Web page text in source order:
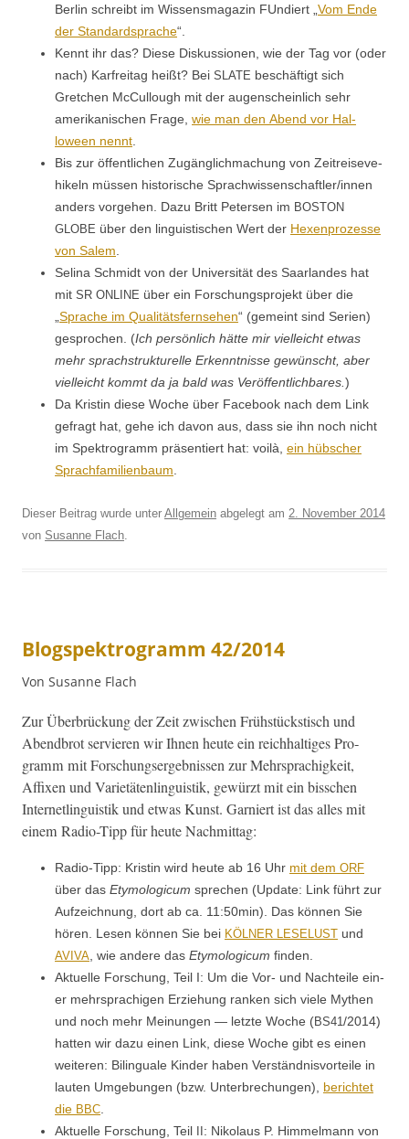
Berlin schreibt im Wis­sens­magazin FUndiert „ Vom Ende
der Stan­dard­sprache“.
Ken­nt ihr das? Diese Diskus­sio­nen, wie der Tag vor (oder
nach) Kar­fre­itag heißt? Bei SLATE beschäftigt sich
Gretchen McCul­lough mit der augen­schein­lich sehr
amerikanis­chen Frage, wie man den Abend vor Hal­
loween nen­nt
Bis zur öffentlichen Zugänglich­machung von Zeitrei­seve­
hikeln müssen his­torische Sprachwissenschaftler/innen
anders vorge­hen. Dazu Britt Petersen im BOSTON
GLOBE über den lin­guis­tis­chen Wert der Hex­en­prozesse
von Salem
Seli­na Schmidt von der Uni­ver­sität des Saar­lan­des hat
mit SR ONLINE über ein Forschung­spro­jekt über die
Sprache im Qual­itäts­fernse­hen“ (gemeint sind Serien)
gesprochen. (Ich per­sön­lich hätte mir vielle­icht etwas
mehr sprach­struk­turelle Erken­nt­nisse gewün­scht, aber
vielle­icht kommt da ja bald was Veröf­fentlich­bares. )
Da Kristin diese Woche über Face­book nach dem Link
gefragt hat, gehe ich davon aus, dass sie ihn noch nicht
im Spek­tro­gramm präsen­tiert hat: voilà, ein hüb­sch­er
Sprach­fam­i­lien­baum
Dieser Beitrag wurde unter Allgemein abgelegt am 2. November 2014
von Susanne Flach
Blogspektrogramm 42/2014
Von Susanne Flach
Zur Über­brück­ung der Zeit zwis­chen Früh­stück­stisch und
Abend­brot servieren wir Ihnen heute ein reich­haltiges Pro­
gramm mit Forschungsergeb­nis­sen zur Mehrsprachigkeit,
Affix­en und Vari­etäten­lin­guis­tik, gewürzt mit ein biss­chen
Inter­netlin­guis­tik und etwas Kun­st. Gar­niert ist das alles mit
einem Radio-Tipp für heute Nachmittag:
Radio-Tipp: Kristin wird heute ab 16 Uhr mit dem ORF
über das Ety­mo­log­icum sprechen (Update: Link führt zur
Aufze­ich­nung, dort ab ca. 11:50min). Das kön­nen Sie
hören. Lesen kön­nen Sie bei KÖLNER LESELUST und
AVIVA , wie andere das Ety­mo­log­icum finden.
Aktuelle Forschung, Teil I: Um die Vor- und Nachteile ein­
er mehrsprachi­gen Erziehung ranken sich viele Mythen
und noch mehr Mei­n­un­gen — let­zte Woche (BS41/2014)
hat­ten wir dazu einen Link, diese Woche gibt es einen
weit­eren: Bilin­guale Kinder haben Ver­ständ­nisvorteile in
laut­en Umge­bun­gen (bzw. Unter­brechun­gen), berichtet
die BBC
Aktuelle Forschung, Teil
: Niko­laus P. Him­mel­mann von